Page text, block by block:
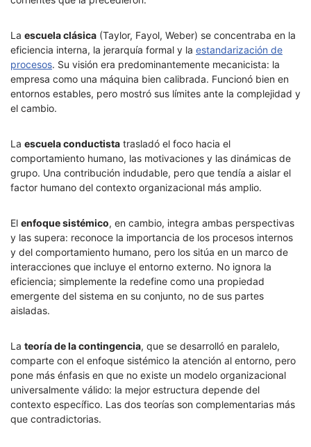
La escuela clásica (Taylor, Fayol, Weber) se concentraba en la
eficiencia interna, la jerarquía formal y la estandarización de
procesos. Su visión era predominantemente mecanicista: la
empresa como una máquina bien calibrada. Funcionó bien en
entornos estables, pero mostró sus límites ante la complejidad y
el cambio.
La escuela conductista trasladó el foco hacia el
comportamiento humano, las motivaciones y las dinámicas de
grupo. Una contribución indudable, pero que tendía a aislar el
factor humano del contexto organizacional más amplio.
El enfoque sistémico, en cambio, integra ambas perspectivas
y las supera: reconoce la importancia de los procesos internos
y del comportamiento humano, pero los sitúa en un marco de
interacciones que incluye el entorno externo. No ignora la
eficiencia; simplemente la redefine como una propiedad
emergente del sistema en su conjunto, no de sus partes
aisladas.
La teoría de la contingencia, que se desarrolló en paralelo,
comparte con el enfoque sistémico la atención al entorno, pero
pone más énfasis en que no existe un modelo organizacional
universalmente válido: la mejor estructura depende del
contexto específico. Las dos teorías son complementarias más
que contradictorias.